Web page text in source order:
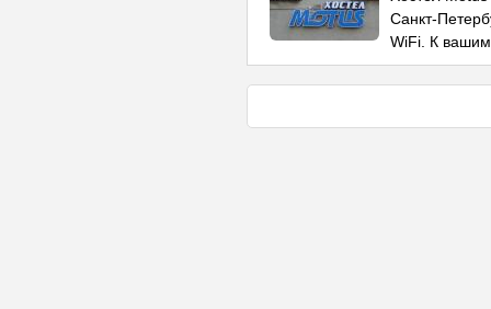
Санкт-
WiFi. К вашим